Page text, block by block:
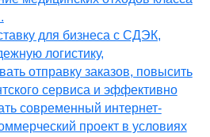
для бизнеса с СДЭК,
логистику,
отправку заказов, повысить
сервиса и эффективно
современный интернет-
проект в условиях